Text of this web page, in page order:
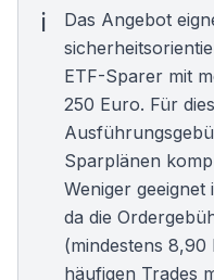
Das Angebot
ETF-Sparer mit
250 Euro. Für
Sparplänen
Weniger
da die
(mindestens 8,90
häufigen Trades